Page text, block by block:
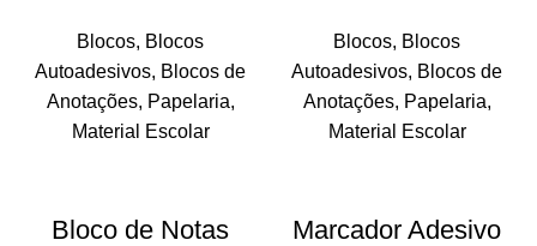
Blocos, Blocos
Autoadesivos, Blocos de
Anotações, Papelaria,
Material Escolar
Blocos, Blocos
Autoadesivos, Blocos de
Anotações, Papelaria,
Material Escolar
Bloco de Notas
Marcador Adesivo